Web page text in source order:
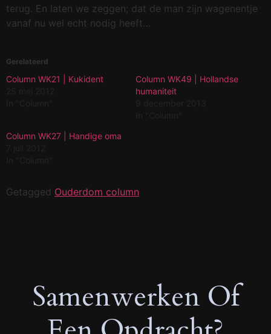
terug. En laten we zeggen; dat de man zijn wagenentje
vanaf nu wel echt nodig heeft…
Gerelateerd
Column WK21 | Kukident
Column WK49 | Hollandse
humaniteit
Column WK27 | Handige oma
Getagged Ouderdom column
Samenwerken Of